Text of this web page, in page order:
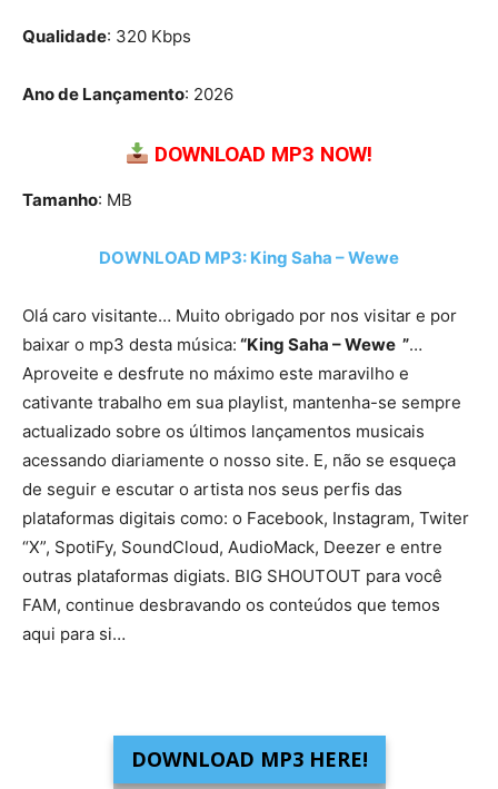
Qualidade: 320 Kbps
Ano de Lançamento: 2026
DOWNLOAD MP3 NOW!
Tamanho: MB
DOWNLOAD MP3: King Saha – Wewe
Olá caro visitante… Muito obrigado por nos visitar e por
baixar o mp3 desta música: “King Saha – Wewe ”…
Aproveite e desfrute no máximo este maravilho e
cativante trabalho em sua playlist, mantenha-se sempre
actualizado sobre os últimos lançamentos musicais
acessando diariamente o nosso site. E, não se esqueça
de seguir e escutar o artista nos seus perfis das
plataformas digitais como: o Facebook, Instagram, Twiter
“X”, SpotiFy, SoundCloud, AudioMack, Deezer e entre
outras plataformas digiats. BIG SHOUTOUT para você
FAM, continue desbravando os conteúdos que temos
aqui para si…
DOWNLOAD MP3 HERE!